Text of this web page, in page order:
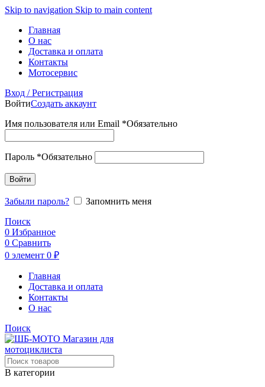
Skip to navigation Skip to main content
Главная
О нас
Доставка и оплата
Контакты
Мотосервис
Вход / Регистрация
ВойтиСоздать аккаунт
Имя пользователя или Email *Обязательно
Пароль *Обязательно
Войти
Забыли пароль?
Запомнить меня
Поиск
0 Избранное
0 Сравнить
0 элемент 0 ₽
Главная
Доставка и оплата
Контакты
О нас
Поиск
В категории